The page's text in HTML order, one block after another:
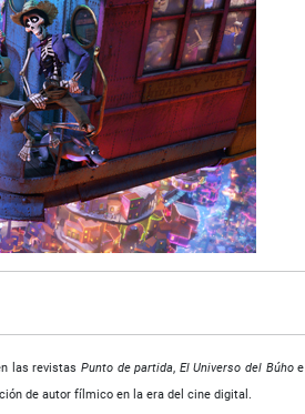
las revistas Punto de partida, El Universo del Búhoe
de autor fílmico en la era del cine digital.